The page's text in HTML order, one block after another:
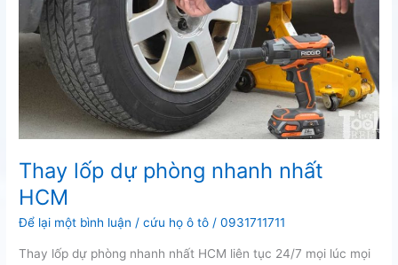
Thay lốp dự phòng nhanh nhất
HCM
Để lại một bình luận /cứu họ ô tô /0931711711
Thay lốp dự phòng nhanh nhất HCM liên tục 24/7 mọi lúc mọi